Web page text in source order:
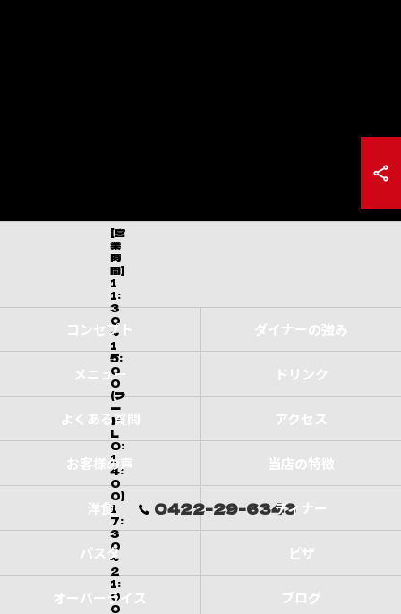
0422-29-6343
[営
業
時
間]
1
1:
3
0
～
1
5:
0
0
(フ
ー
ド
L
O:
1
4:
0
0)
1
7:
3
0
～
2
1:
0
0
コンセプト ダイナーの強み
メニュー ドリンク
よくある質問 アクセス
お客様の声 当店の特徴
洋食 ディナー
パスタ ピザ
オーバーライス ブログ